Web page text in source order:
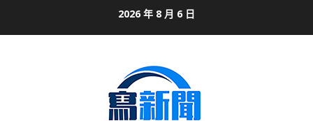
2026 年 8 月 6 日